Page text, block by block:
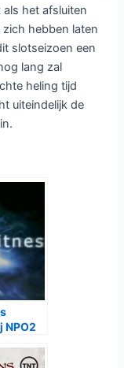
het afsluiten
hebben laten
slotseizoen een
lang zal
heling tijd
uiteindelijk de
NPO2